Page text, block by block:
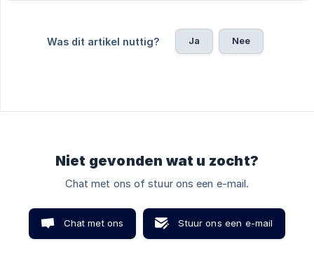
Was dit artikel nuttig? Ja Nee
Niet gevonden wat u zocht?
Chat met ons of stuur ons een e-mail.
Chat met ons Stuur ons een e-mail